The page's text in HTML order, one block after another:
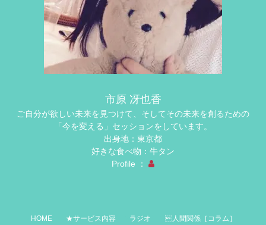
市原 冴也香
ご自分が欲しい未来を見つけて、そしてその未来を創るための
「今を変える」セッションをしています。
出身地：東京都
好きな食べ物：牛タン
Profile ：
HOME ★サービス内容 ラジオ 人間関係［コラム］